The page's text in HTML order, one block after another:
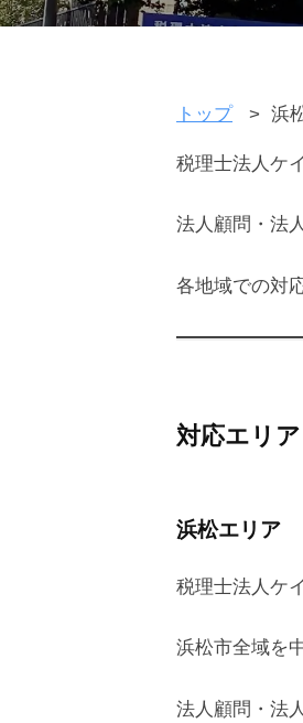
トップ 浜
税理士法人ケ
法人顧問・法
各地域での対
対応エリア
浜松エリア
税理士法人ケ
浜松市全域を
法人顧問・法